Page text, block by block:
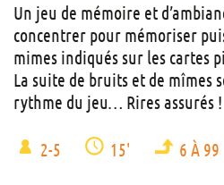
Un jeu de mémoire et
concentrer pour mémoriser
mimes indiqués sur les cartes
La suite de bruits et de mîmes
rythme du jeu… Rires assurés !
2-5 15' 6 À 99